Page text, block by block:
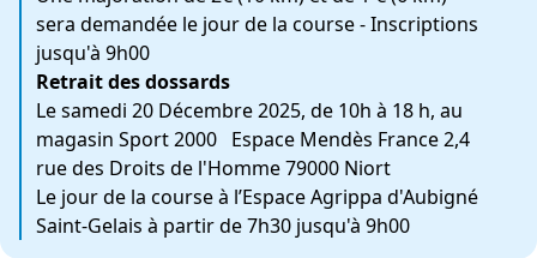
sera demandée le jour de la course - Inscriptions
jusqu'à 9h00
Retrait des dossards
Le samedi 20 Décembre 2025, de 10h à 18 h, au
magasin Sport 2000 Espace Mendès France 2,4
rue des Droits de l'Homme 79000 Niort
Le jour de la course à l’Espace Agrippa d'Aubigné
Saint-Gelais à partir de 7h30 jusqu'à 9h00